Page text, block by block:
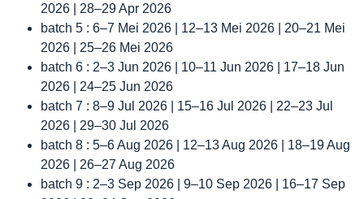
2026 | 28–29 Apr 2026
batch 5 : 6–7 Mei 2026 | 12–13 Mei 2026 | 20–21 Mei
2026 | 25–26 Mei 2026
batch 6 : 2–3 Jun 2026 | 10–11 Jun 2026 | 17–18 Jun
2026 | 24–25 Jun 2026
batch 7 : 8–9 Jul 2026 | 15–16 Jul 2026 | 22–23 Jul
2026 | 29–30 Jul 2026
batch 8 : 5–6 Aug 2026 | 12–13 Aug 2026 | 18–19 Aug
2026 | 26–27 Aug 2026
batch 9 : 2–3 Sep 2026 | 9–10 Sep 2026 | 16–17 Sep